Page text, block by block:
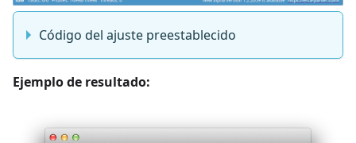
Código del ajuste preestablecido
Ejemplo de resultado: